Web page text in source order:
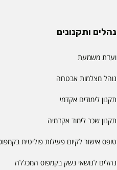
נהלים ותקנונים
ועדת משמעת
נוהל מצלמות אבטחה
תקנון לימודים אקדמי
תקנון שכר לימוד אקדמיה
טופס אישור לקיום פעילות פוליטית
נהלים לנושאי נשק בקמפוס המכללה